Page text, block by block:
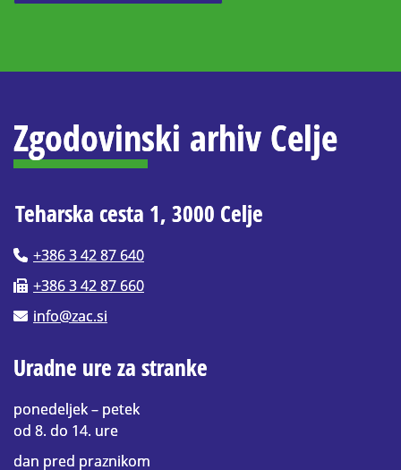
Zgodovinski arhiv Celje
Teharska cesta 1, 3000 Celje
+386 3 42 87 640
+386 3 42 87 660
info@zac.si
Uradne ure za stranke
ponedeljek – petek
od 8. do 14. ure
dan pred praznikom